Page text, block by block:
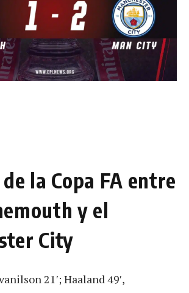
la Copa FA entre
y el
City
21′; Haaland 49′,